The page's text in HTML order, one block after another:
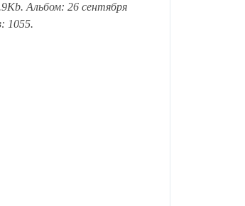
Альбом: 26 сентября
1055.